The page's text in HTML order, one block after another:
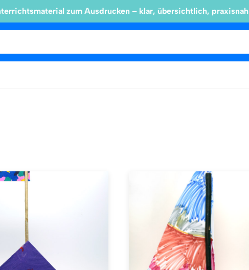
zum Ausdrucken – klar, übersichtlich, praxisnah